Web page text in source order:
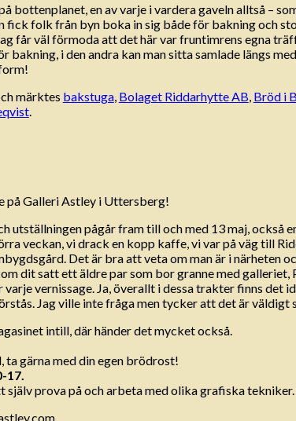
bottenplanet, en av varje i vardera gaveln alltså –
fick folk från byn boka in sig både för bakning och
får väl förmoda att det här var fruntimrens egna
bakning, i den andra kan man sitta samlade längs
märktes bakstuga, Bolaget Riddarhytte AB Bröd i
.
på Galleri Astley i Uttersberg!
utställningen pågår fram till och med 13 maj, också
veckan, vi drack en kopp kaffe, vi var på väg till
Det är bra att veta om man är i närheten
dit satt ett äldre par som bor granne med
vernissage. Ja, överallt i dessa trakter finns det
Jag ville inte fråga men tycker att det är väldigt
intill, där händer det mycket också.
gärna med din egen brödrost!
17.
prova på och arbeta med olika grafiska tekniker.